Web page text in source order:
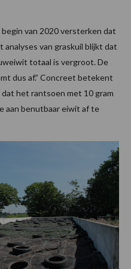
van 2020 versterken dat
van graskuil blijkt dat
totaal is vergroot. De
dus af.” Concreet betekent
het rantsoen met 10 gram
aan benutbaar eiwit af te